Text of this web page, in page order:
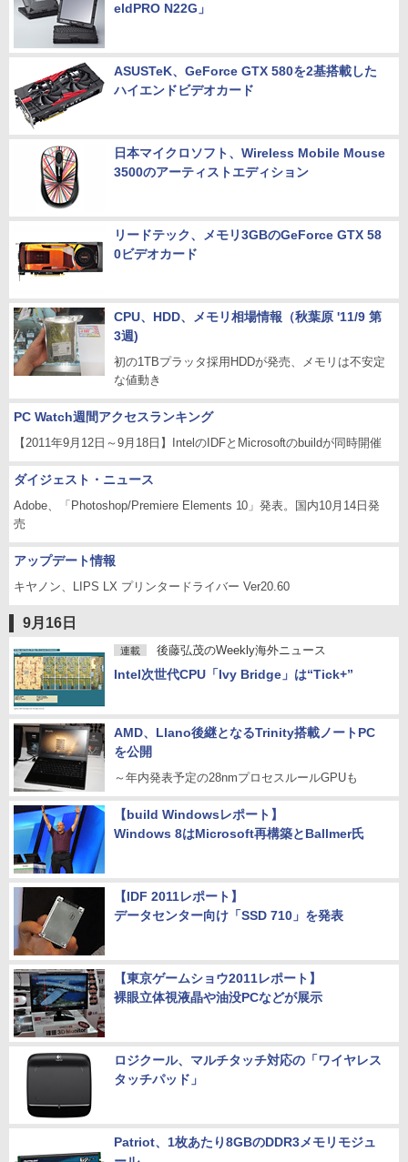
eldPRO N22G」
ASUSTeK、GeForce GTX 580を2基搭載した
ハイエンドビデオカード
日本マイクロソフト、Wireless Mobile Mouse
3500のアーティストエディション
リードテック、メモリ3GBのGeForce GTX 58
0ビデオカード
CPU、HDD、メモリ相場情報（秋葉原 '11/9 第
3週)
初の1TBプラッタ採用HDDが発売、メモリは不安定
な値動き
PC Watch週間アクセスランキング
【2011年9月12日～9月18日】IntelのIDFとMicrosoftのbuildが同時開催
ダイジェスト・ニュース
Adobe、「Photoshop/Premiere Elements 10」発表。国内10月14日発
売
アップデート情報
キヤノン、LIPS LX プリンタードライバー Ver20.60
9月16日
連載 後藤弘茂のWeekly海外ニュース
Intel次世代CPU「Ivy Bridge」は“Tick+”
AMD、Llano後継となるTrinity搭載ノートPC
を公開
～年内発表予定の28nmプロセスルールGPUも
【build Windowsレポート】
Windows 8はMicrosoft再構築とBallmer氏
【IDF 2011レポート】
データセンター向け「SSD 710」を発表
【東京ゲームショウ2011レポート】
裸眼立体視液晶や油没PCなどが展示
ロジクール、マルチタッチ対応の「ワイヤレス
タッチパッド」
Patriot、1枚あたり8GBのDDR3メモリモジュ